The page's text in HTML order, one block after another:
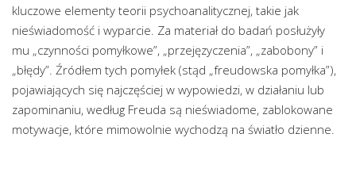
kluczowe elementy teorii psychoanalitycznej, takie jak
nieświadomość i wyparcie. Za materiał do badań posłużyły
mu „czynności pomyłkowe”, „przejęzyczenia”, „zabobony” i
„błędy”. Źródłem tych pomyłek (stąd „freudowska pomyłka”),
pojawiających się najczęściej w wypowiedzi, w działaniu lub
zapominaniu, według Freuda są nieświadome, zablokowane
motywacje, które mimowolnie wychodzą na światło dzienne.